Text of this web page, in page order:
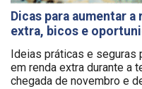
Dicas para aumentar
extra, bicos e
Ideias práticas e
em renda extra durante a
chegada de novembro e